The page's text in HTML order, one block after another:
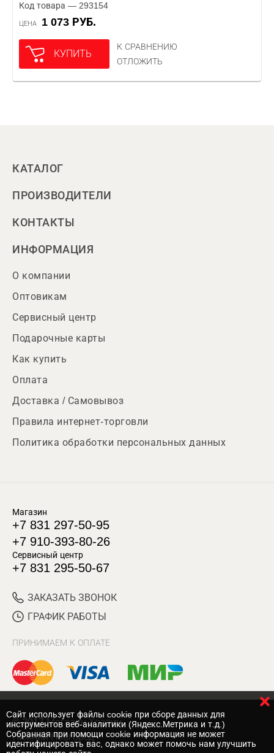
Код товара — 293154
ЦЕНА 1 073 РУБ.
КУПИТЬ
К СРАВНЕНИЮ
ОТЛОЖИТЬ
КАТАЛОГ
ПРОИЗВОДИТЕЛИ
КОНТАКТЫ
ИНФОРМАЦИЯ
О компании
Оптовикам
Сервисный центр
Подарочные карты
Как купить
Оплата
Доставка / Самовывоз
Правила интернет-торговли
Политика обработки персональных данных
Магазин
+7 831 297-50-95
+7 910-393-80-26
Сервисный центр
+7 831 295-50-67
ЗАКАЗАТЬ ЗВОНОК
ГРАФИК РАБОТЫ
ПРИНИМАЕМ К ОПЛАТЕ
© 2017 Магазин Хозяин
Нижний Новгород
Cайт использует файлы cookie при сборе данных для
инструментов веб-аналитики (Яндекс.Метрика и т.д.)
Собранная при помощи cookie информация не может
идентифицировать вас, однако может помочь нам улучшить